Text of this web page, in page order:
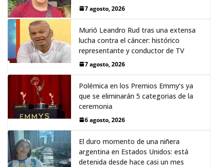
7 agosto, 2026
Murió Leandro Rud tras una extensa
lucha contra el cáncer: histórico
representante y conductor de TV
7 agosto, 2026
Polémica en los Premios Emmy‘s ya
que se eliminarán 5 categorias de la
ceremonia
6 agosto, 2026
El duro momento de una niñera
argentina en Estados Unidos: está
detenida desde hace casi un mes